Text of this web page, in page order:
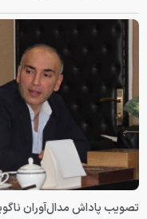
تصویب پاداش مدال‌آوران